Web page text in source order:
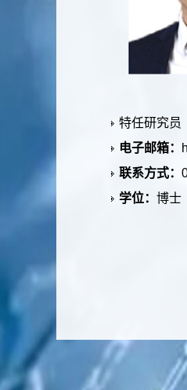
特任研究员
电子邮箱：
联系方式：
学位： 博士